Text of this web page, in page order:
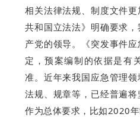
相关法律法规、制度文件
共和国立法法》明确要求
产党的领导。《突发事件
定，预案编制的依据是有
准。近年来我国应急管理领
法规、规章等，已经普遍
作为总体要求，比如2020